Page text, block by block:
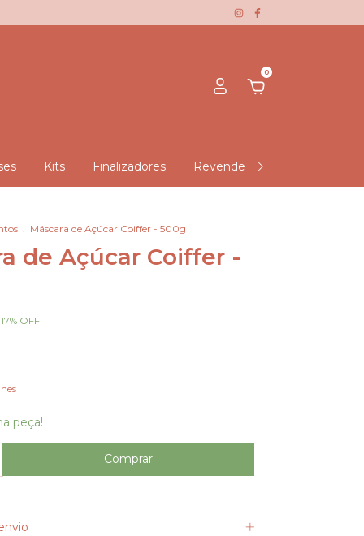
0
Kits Finalizadores Revendedora Negra Rosa -
. Máscara de Açúcar Coiffer - 500g
de Açúcar Coiffer -
17% OFF
peça!